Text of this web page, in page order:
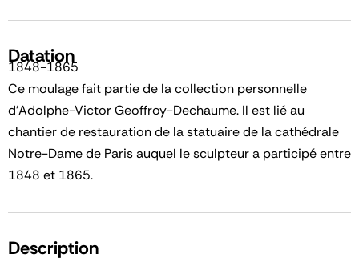
Datation
1848-1865
Ce moulage fait partie de la collection personnelle
d'Adolphe-Victor Geoffroy-Dechaume. Il est lié au
chantier de restauration de la statuaire de la cathédrale
Notre-Dame de Paris auquel le sculpteur a participé entre
1848 et 1865.
Description